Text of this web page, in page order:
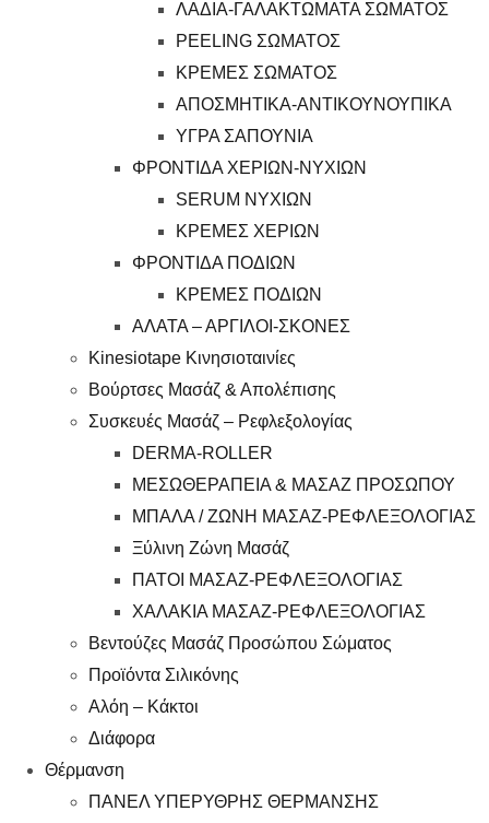
ΛΑΔΙΑ-ΓΑΛΑΚΤΩΜΑΤΑ ΣΩΜΑΤΟΣ
PEELING ΣΩΜΑΤΟΣ
ΚΡΕΜΕΣ ΣΩΜΑΤΟΣ
ΑΠΟΣΜΗΤΙΚΑ-ΑΝΤΙΚΟΥΝΟΥΠΙΚΑ
ΥΓΡΑ ΣΑΠΟΥΝΙΑ
ΦΡΟΝΤΙΔΑ ΧΕΡΙΩΝ-ΝΥΧΙΩΝ
SERUM ΝΥΧΙΩΝ
ΚΡΕΜΕΣ ΧΕΡΙΩΝ
ΦΡΟΝΤΙΔΑ ΠΟΔΙΩΝ
ΚΡΕΜΕΣ ΠΟΔΙΩΝ
ΑΛΑΤΑ – ΑΡΓΙΛΟΙ-ΣΚΟΝΕΣ
Kinesiotape Κινησιοταινίες
Βούρτσες Μασάζ & Απολέπισης
Συσκευές Μασάζ – Ρεφλεξολογίας
DERMA-ROLLER
ΜΕΣΩΘΕΡΑΠΕΙΑ & ΜΑΣΑΖ ΠΡΟΣΩΠΟΥ
ΜΠΑΛΑ / ΖΩΝΗ ΜΑΣΑΖ-ΡΕΦΛΕΞΟΛΟΓΙΑΣ
Ξύλινη Ζώνη Μασάζ
ΠΑΤΟΙ ΜΑΣΑΖ-ΡΕΦΛΕΞΟΛΟΓΙΑΣ
ΧΑΛΑΚΙΑ ΜΑΣΑΖ-ΡΕΦΛΕΞΟΛΟΓΙΑΣ
Βεντούζες Μασάζ Προσώπου Σώματος
Προϊόντα Σιλικόνης
Αλόη – Κάκτοι
Διάφορα
Θέρμανση
ΠΑΝΕΛ ΥΠΕΡΥΘΡΗΣ ΘΕΡΜΑΝΣΗΣ